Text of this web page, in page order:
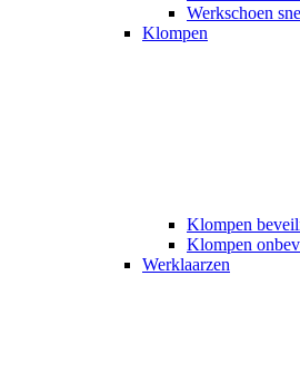
Werkschoen
Klompen
Klompen
Klompen
Werklaarzen